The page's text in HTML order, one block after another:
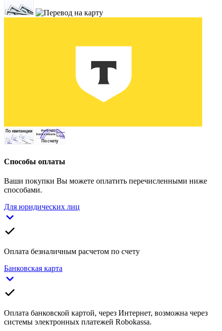
Способы оплаты
Ваши покупки Вы можете оплатить перечисленными ниже
способами.
Для юридических лиц
Оплата безналичным расчетом по счету
Банковская карта
Оплата банковской картой, через Интернет, возможна через
системы электронных платежей Robokassa.